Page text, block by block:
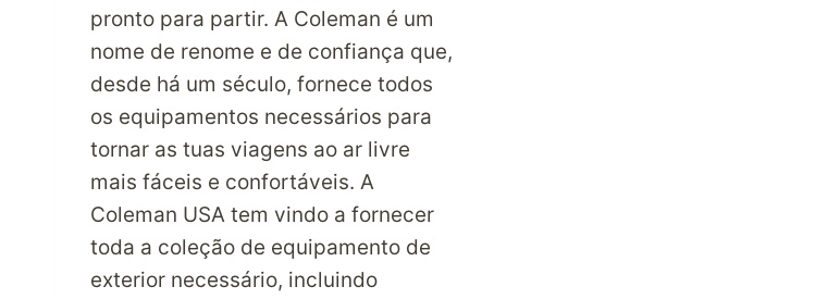
pronto para partir. A Coleman é um
nome de renome e de confiança que,
desde há um século, fornece todos
os equipamentos necessários para
tornar as tuas viagens ao ar livre
mais fáceis e confortáveis. A
Coleman USA tem vindo a fornecer
toda a coleção de equipamento de
exterior necessário, incluindo